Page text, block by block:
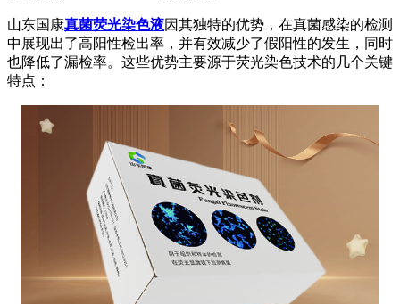
山东国康真菌荧光染色液因其独特的优势，在真菌感染的检测
中展现出了高阳性检出率，并有效减少了假阳性的发生，同时
也降低了漏检率。这些优势主要源于荧光染色技术的几个关键
特点：